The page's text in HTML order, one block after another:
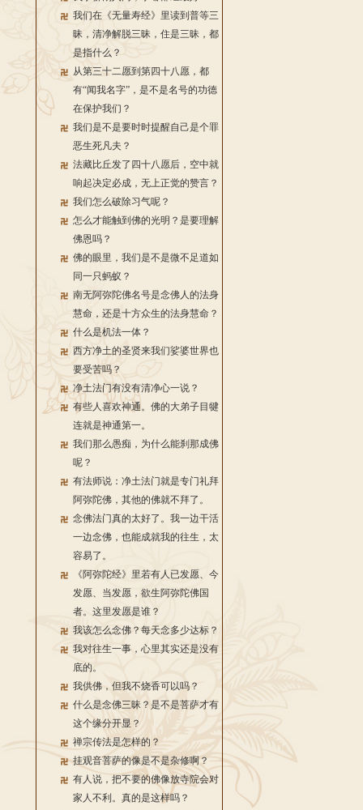
我们在《无量寿经》里读到普等三
昧，清净解脱三昧，住是三昧，都
是指什么？
从第三十二愿到第四十八愿，都
有“闻我名字”，是不是名号的功德
在保护我们？
我们是不是要时时提醒自己是个罪
恶生死凡夫？
法藏比丘发了四十八愿后，空中就
响起决定必成，无上正觉的赞言？
我们怎么破除习气呢？
怎么才能触到佛的光明？是要理解
佛恩吗？
佛的眼里，我们是不是微不足道如
同一只蚂蚁？
南无阿弥陀佛名号是念佛人的法身
慧命，还是十方众生的法身慧命？
什么是机法一体？
西方净土的圣贤来我们娑婆世界也
要受苦吗？
净土法门有没有清净心一说？
有些人喜欢神通。佛的大弟子目犍
连就是神通第一。
我们那么愚痴，为什么能刹那成佛
呢？
有法师说：净土法门就是专门礼拜
阿弥陀佛，其他的佛就不拜了。
念佛法门真的太好了。我一边干活
一边念佛，也能成就我的往生，太
容易了。
《阿弥陀经》里若有人已发愿、今
发愿、当发愿，欲生阿弥陀佛国
者。这里发愿是谁？
我该怎么念佛？每天念多少达标？
我对往生一事，心里其实还是没有
底的。
我供佛，但我不烧香可以吗？
什么是念佛三昧？是不是菩萨才有
这个缘分开显？
禅宗传法是怎样的？
挂观音菩萨的像是不是杂修啊？
有人说，把不要的佛像放寺院会对
家人不利。真的是这样吗？